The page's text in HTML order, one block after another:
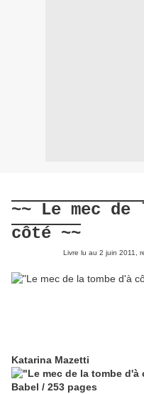
~~ Le mec
côté ~~
Livre lu au 2 juin 2011,
Katarina Mazetti
Babel / 253 pages